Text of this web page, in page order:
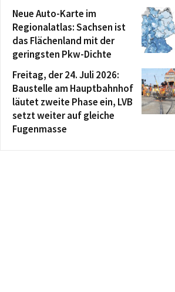
Neue Auto-Karte im
Regionalatlas: Sachsen ist
das Flächenland mit der
geringsten Pkw-Dichte
Freitag, der 24. Juli 2026:
Baustelle am Hauptbahnhof
läutet zweite Phase ein, LVB
setzt weiter auf gleiche
Fugenmasse